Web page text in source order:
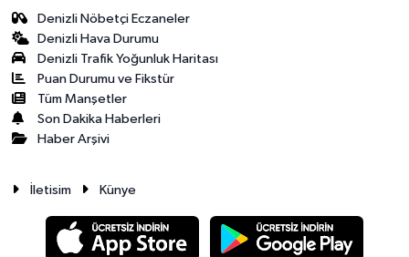
Denizli Nöbetçi Eczaneler
Denizli Hava Durumu
Denizli Trafik Yoğunluk Haritası
Puan Durumu ve Fikstür
Tüm Manşetler
Son Dakika Haberleri
Haber Arşivi
İletisim Künye